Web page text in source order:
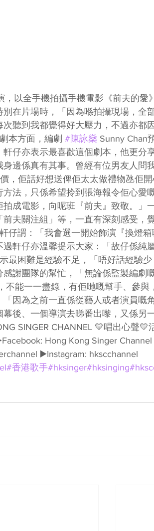
，以全手機拍攝手機電影《前夫的愛
在片場時，「因為喺拍攝現場，全
聽到我都覺得好大壓力，不過亦都
本方面，編劇 #陳詠燊 Sunny Chan
仔亦表示最喜歡這個劇本，他更分
身邊係真有其事。曾經有位男友人問
，佢話好想送俾佢太太做禮物氹佢
法，只係希望拎到張海報令佢心愛
成電影，向呢班『前夫』致敬。」
夫關注組」等，一直有深刻感受，
仔謂：「我會選一開始飾演『換燈
軒仔亦溫馨提示大家：「故仔係純
最困難是經驗不足，「唔好話經驗
謝團隊的幫忙，「無論係監製編劇
不能一一盡錄，有佢哋嘅幫手、參與
因為之前一直係從藝人或者演員嘅
後、一個導演去睇番出嚟，又係另
SINGER CHANNEL 💛唱出心聲
▶️Facebook: Hong Kong Singer
▶️Instagram: hkscchannel
#香港歌手#hksinger#hksinging